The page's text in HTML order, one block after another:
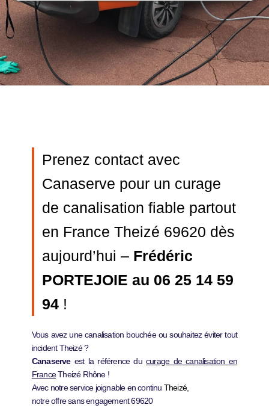
Prenez contact avec
Canaserve pour un curage
de canalisation fiable partout
en France Theizé 69620 dès
aujourd’hui – Frédéric
PORTEJOIE au 06 25 14 59
94!
Vous avez une canalisation bouchée ou souhaitez éviter tout
incident Theizé ?
Canaserveest la référence ducurage de canalisation en
FranceTheizé Rhône !
Avec notre service joignable en continu Theizé,
notre offre sans engagement 69620